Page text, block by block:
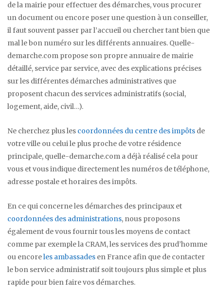
de la mairie pour effectuer des démarches, vous procurer
un document ou encore poser une question à un conseiller,
il faut souvent passer par l’accueil ou chercher tant bien que
mal le bon numéro sur les différents annuaires. Quelle-
demarche.com propose son propre annuaire de mairie
détaillé, service par service, avec des explications précises
sur les différentes démarches administratives que
proposent chacun des services administratifs (social,
logement, aide, civil…).
Ne cherchez plus les coordonnées du centre des impôts de
votre ville ou celui le plus proche de votre résidence
principale, quelle-demarche.com a déjà réalisé cela pour
vous et vous indique directement les numéros de téléphone,
adresse postale et horaires des impôts.
En ce qui concerne les démarches des principaux et
coordonnées des administrations, nous proposons
également de vous fournir tous les moyens de contact
comme par exemple la CRAM, les services des prud’homme
ou encoreles ambassades en France afin que de contacter
le bon service administratif soit toujours plus simple et plus
rapide pour bien faire vos démarches.